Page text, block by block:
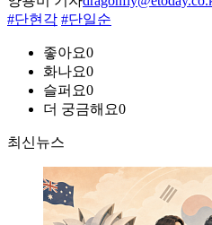
#단현각 #단일순
좋아요0
화나요0
슬퍼요0
더 궁금해요0
최신뉴스